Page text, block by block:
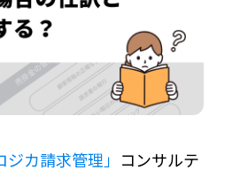
ジカ請求管理」 コンサルテ